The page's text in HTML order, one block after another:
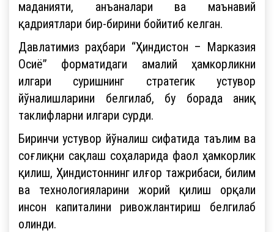
маданияти, анъаналари ва маънавий
қадриятлари бир-бирини бойитиб келган.
Давлатимиз раҳбари “Ҳиндистон – Марказия
Осиё” форматидаги амалий ҳамкорликни
илгари суришнинг стратегик устувор
йўналишларини белгилаб, бу борада аниқ
таклифларни илгари сурди.
Биринчи устувор йўналиш сифатида таълим ва
соғлиқни сақлаш соҳаларида фаол ҳамкорлик
қилиш, Ҳиндистоннинг илғор тажрибаси, билим
ва технологияларини жорий қилиш орқали
инсон капиталини ривожлантириш белгилаб
олинди.